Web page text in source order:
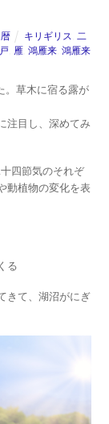
キリギリス
二
雁 鴻雁来 鴻雁来
。草木に宿る露が
注目し、深めてみ
四節気のそれぞ
動植物の変化を表
る
きて、湖沼がにぎ